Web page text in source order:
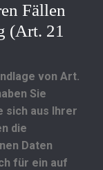
Fällen
(Art. 21
von Art.
Sie
sich aus Ihrer
die
Daten
für ein auf